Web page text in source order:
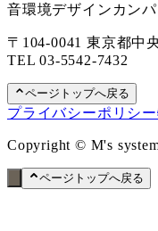
音環境デザインカン
〒104-0041 東京都中
TEL03-5542-7432
ページトップへ戻る
プライバシーポリシー
Copyright © M's
ページトップへ戻る